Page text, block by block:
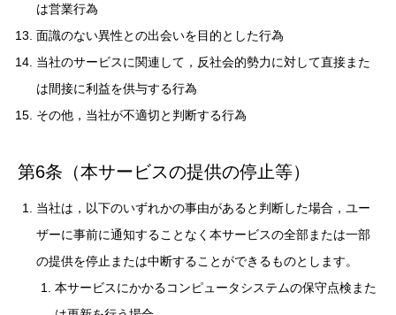
は営業行為
面識のない異性との出会いを目的とした行為
当社のサービスに関連して，反社会的勢力に対して直接また
は間接に利益を供与する行為
その他，当社が不適切と判断する行為
第6条（本サービスの提供の停止等）
当社は，以下のいずれかの事由があると判断した場合，ユー
ザーに事前に通知することなく本サービスの全部または一部
の提供を停止または中断することができるものとします。
本サービスにかかるコンピュータシステムの保守点検また